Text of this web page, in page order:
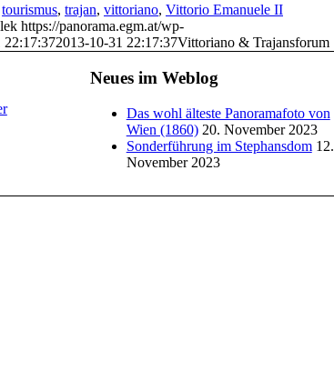
tourismus, trajan, vittoriano, Vittorio Emanuele II
https://panorama.egm.at/wp-
22:17:372013-10-31 22:17:37Vittoriano & Trajansforum
Neues im Weblog
Das wohl älteste Panoramafoto von
Wien (1860) 20. November 2023
Sonderführung im Stephansdom 12.
November 2023